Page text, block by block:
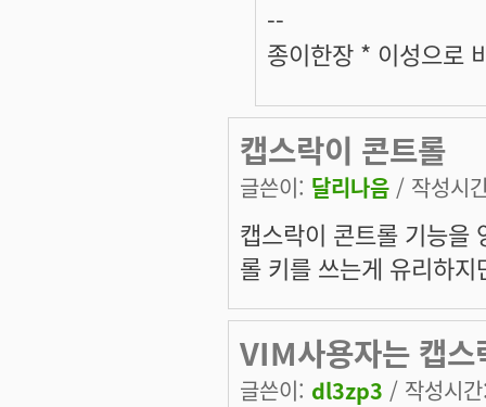
--
종이한장 * 이성으로
캡스락이 콘트롤
글쓴이: 달리나음 / 작성시
캡스락이 콘트롤 기능을
롤 키를 쓰는게 유리하
VIM사용자는 캡스
글쓴이: dl3zp3 / 작성시